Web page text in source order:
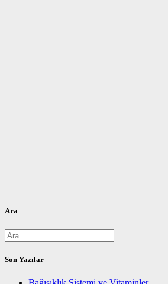
Ara
Arama:
Son Yazılar